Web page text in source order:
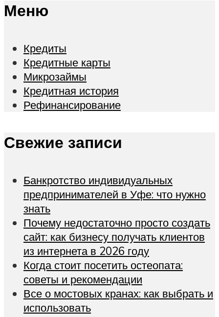
Меню
Кредиты
Кредитные карты
Микрозаймы
Кредитная история
Рефинансирование
Свежие записи
Банкротство индивидуальных
предпринимателей в Уфе: что нужно
знать
Почему недостаточно просто создать
сайт: как бизнесу получать клиентов
из интернета в 2026 году
Когда стоит посетить остеопата:
советы и рекомендации
Все о мостовых кранах: как выбрать и
использовать